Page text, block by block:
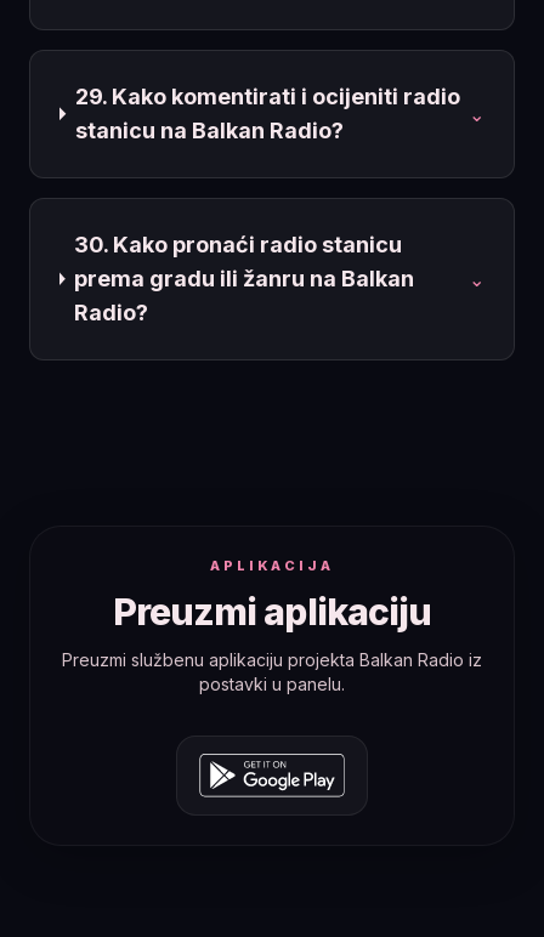
29. Kako komentirati i ocijeniti radio
stanicu na Balkan Radio?
⌄
30. Kako pronaći radio stanicu
prema gradu ili žanru na Balkan
Radio?
⌄
APLIKACIJA
Preuzmi aplikaciju
Preuzmi službenu aplikaciju projekta Balkan Radio iz
postavki u panelu.